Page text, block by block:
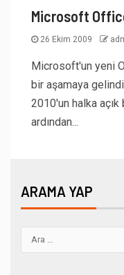
Microsoft
26 Ekim 2009
Microsoft'un yeni
bir aşamaya
2010'un halka açık
ardından...
ARAMA YAP